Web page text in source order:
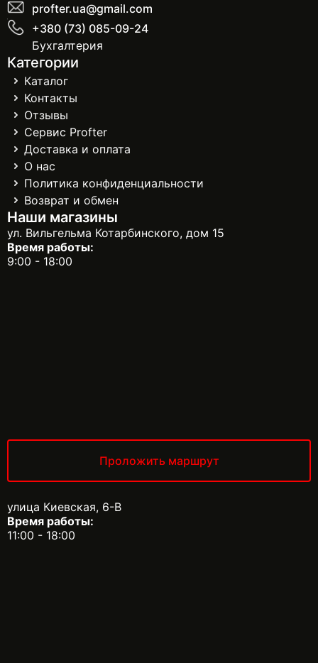
profter.ua@gmail.com
+380 (73) 085-09-24
Бухгалтерия
Категории
Каталог
Контакты
Отзывы
Сервис Profter
Доставка и оплата
О нас
Политика конфиденциальности
Возврат и обмен
Наши магазины
ул. Вильгельма Котарбинского, дом 15
Время работы:
9:00 - 18:00
Проложить маршрут
улица Киевская, 6-В
Время работы:
11:00 - 18:00